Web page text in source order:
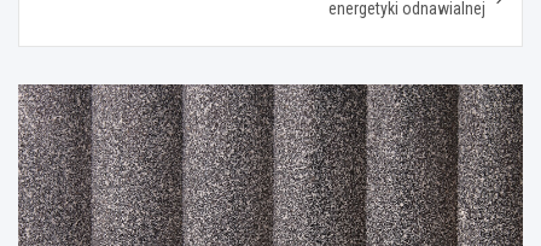
energetyki odnawialnej